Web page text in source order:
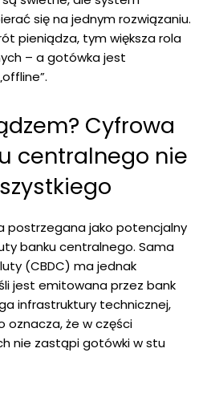
się na jednym rozwiązaniu.
pieniądza, tym większa rola
– a gotówka jest
Cyfrowa
centralnego nie
postrzegana jako potencjalny
banku centralnego. Sama
(CBDC) ma jednak
jest emitowana przez bank
infrastruktury technicznej,
oznacza, że w części
nie zastąpi gotówki w stu